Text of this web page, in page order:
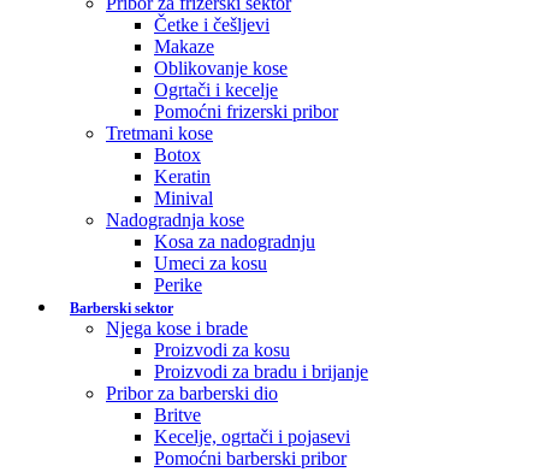
Četke i češljevi
Makaze
Oblikovanje kose
Ogrtači i kecelje
Pomoćni frizerski pribor
Tretmani kose
Botox
Keratin
Minival
Nadogradnja kose
Kosa za nadogradnju
Umeci za kosu
Perike
Barberski sektor
Njega kose i brade
Proizvodi za kosu
Proizvodi za bradu i brijanje
Pribor za barberski dio
Britve
Kecelje, ogrtači i pojasevi
Pomoćni barberski pribor